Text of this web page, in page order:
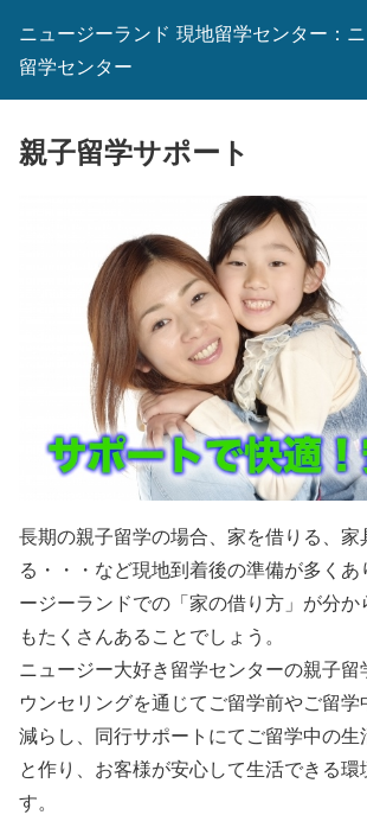
ニュージーランド 現地留学センター：
留学センター
親子留学サポート
長期の親子留学の場合、家を借りる、家
る・・・など現地到着後の準備が多くあ
ージーランドでの「家の借り方」が分か
もたくさんあることでしょう。
ニュージー大好き留学センターの親子留
ウンセリングを通じてご留学前やご留
減らし、同行サポートにてご留学中の生
と作り、お客様が安心して生活できる環
す。